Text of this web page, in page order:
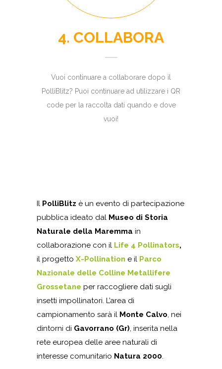
4. COLLABORA
Vuoi continuare a collaborare dopo il
PolliBlitz? Puoi continuare ad utilizzare i QR
code per la raccolta dati quando e dove
vuoi!
Il PolliBlitz è un evento di partecipazione
pubblica ideato dal Museo di Storia
Naturale della Maremma in
collaborazione con il Life 4 Pollinators,
il progetto X-Pollination e il Parco
Nazionale delle Colline Metallifere
Grossetane per raccogliere dati sugli
insetti impollinatori. L’area di
campionamento sarà il Monte Calvo, nei
dintorni di Gavorrano (Gr), inserita nella
rete europea delle aree naturali di
interesse comunitario Natura 2000.